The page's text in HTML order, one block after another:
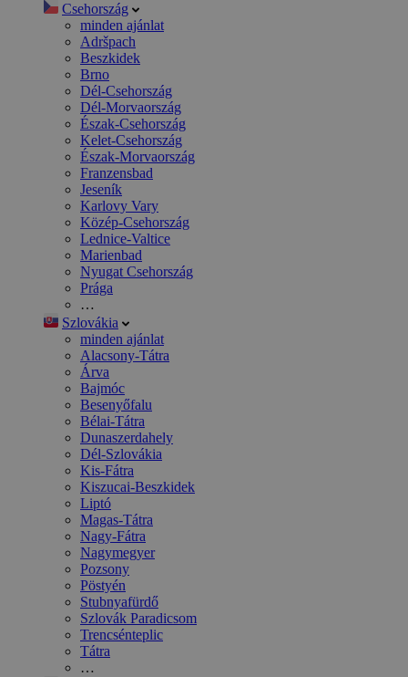
Csehország
minden ajánlat
Adršpach
Beszkidek
Brno
Dél-Csehország
Dél-Morvaország
Észak-Csehország
Kelet-Csehország
Észak-Morvaország
Franzensbad
Jeseník
Karlovy Vary
Közép-Csehország
Lednice-Valtice
Marienbad
Nyugat Csehország
Prága
…
Szlovákia
minden ajánlat
Alacsony-Tátra
Árva
Bajmóc
Besenyőfalu
Bélai-Tátra
Dunaszerdahely
Dél-Szlovákia
Kis-Fátra
Kiszucai-Beszkidek
Liptó
Magas-Tátra
Nagy-Fátra
Nagymegyer
Pozsony
Pöstyén
Stubnyafürdő
Szlovák Paradicsom
Trencsénteplic
Tátra
…